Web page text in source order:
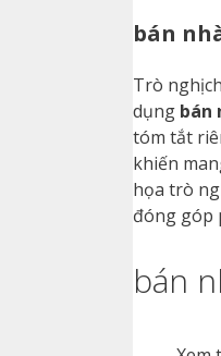
bán
Trò
dụng bán
tóm tắt
khiến
họa trò
đóng góp
bán